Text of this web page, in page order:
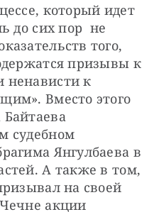
который идет
до сих пор  не
того,
призывы к
ненависти к
Вместо этого
судебном
Янгулбаева в
А также в том,
на своей
акции